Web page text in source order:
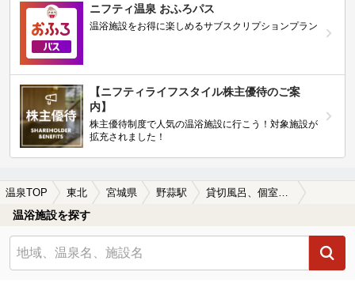
ニフティ温泉 おふろパス
温浴施設をお得に楽しめるサブスクリプションプラン
【ニフティライフスタイル株主優待のご案
内】
株主優待制度で人気の温浴施設に行こう！対象施設が
拡充されました！
温泉TOP 東北 宮城県 野蒜駅
温浴施設を探す